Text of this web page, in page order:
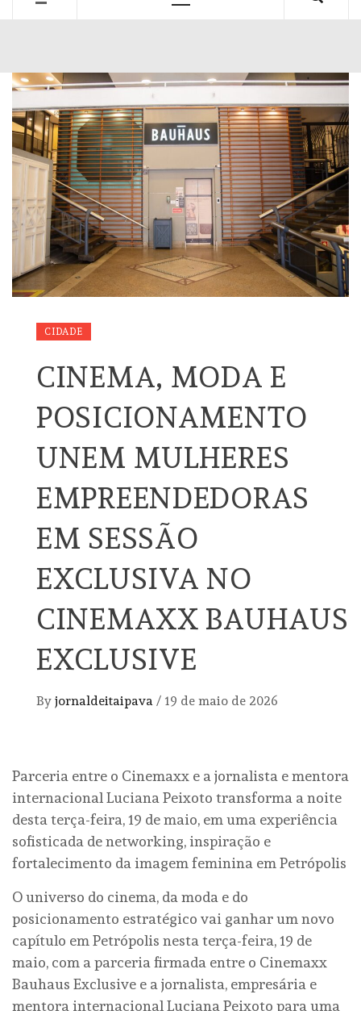
CIDADE
CINEMA, MODA E
POSICIONAMENTO
UNEM MULHERES
EMPREENDEDORAS
EM SESSÃO
EXCLUSIVA NO
CINEMAXX BAUHAUS
EXCLUSIVE
By jornaldeitaipava / 19 de maio de 2026
Parceria entre o Cinemaxx e a jornalista e mentora
internacional Luciana Peixoto transforma a noite
desta terça-feira, 19 de maio, em uma experiência
sofisticada de networking, inspiração e
fortalecimento da imagem feminina em Petrópolis
O universo do cinema, da moda e do
posicionamento estratégico vai ganhar um novo
capítulo em Petrópolis nesta terça-feira, 19 de
maio, com a parceria firmada entre o Cinemaxx
Bauhaus Exclusive e a jornalista, empresária e
mentora internacional Luciana Peixoto para uma